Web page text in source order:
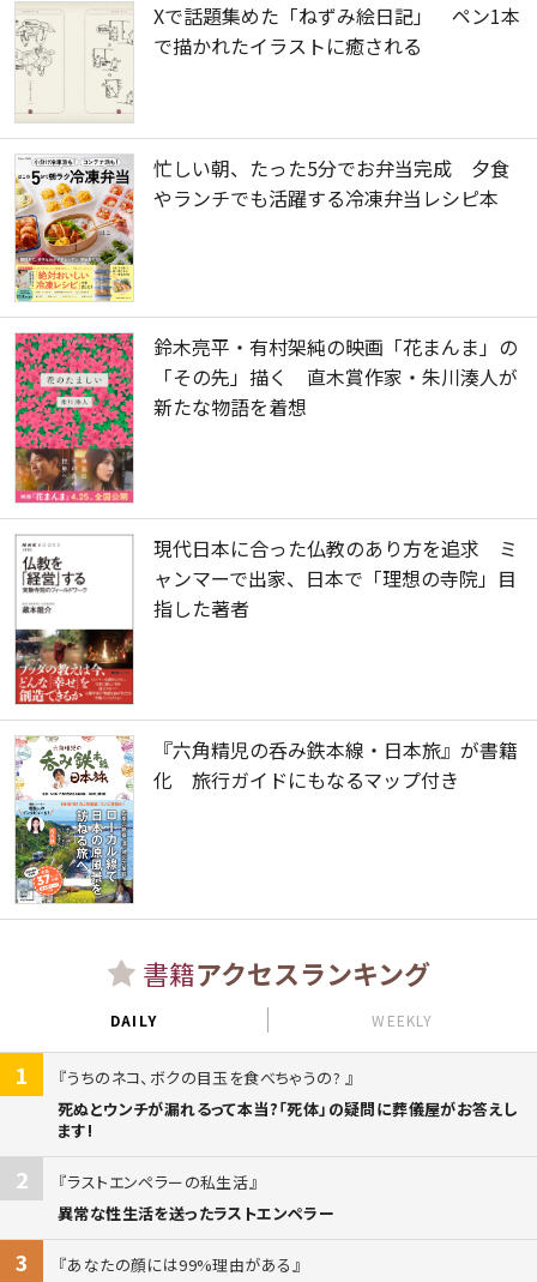
Xで話題集めた「ねずみ絵日記」 ペン1本
で描かれたイラストに癒される
忙しい朝、たった5分でお弁当完成 夕食
やランチでも活躍する冷凍弁当レシピ本
鈴木亮平・有村架純の映画「花まんま」の
「その先」描く 直木賞作家・朱川湊人が
新たな物語を着想
現代日本に合った仏教のあり方を追求 ミ
ャンマーで出家、日本で「理想の寺院」目
指した著者
『六角精児の呑み鉄本線・日本旅』が書籍
化 旅行ガイドにもなるマップ付き
書籍アクセスランキング
DAILY WEEKLY
1
うちのネコ、ボクの目玉を食べちゃうの?
死ぬとウンチが漏れるって本当?「死体」の疑問に葬儀屋がお答えし
ます!
2
ラストエンペラーの私生活
異常な性生活を送ったラストエンペラー
3
あなたの顔には99%理由がある